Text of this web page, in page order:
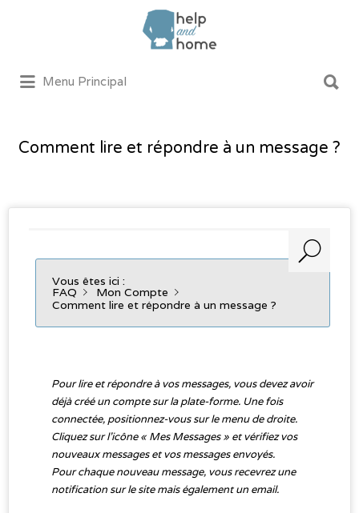
Menu Principal
Comment lire et répondre à un message ?
Vous êtes ici :
FAQ
Mon Compte
Comment lire et répondre à un message ?
Pour lire et répondre à vos messages, vous devez avoir
déjà créé un compte sur la plate-forme. Une fois
connectée, positionnez-vous sur le menu de droite.
Cliquez sur l’icône « Mes Messages » et vérifiez vos
nouveaux messages et vos messages envoyés.
Pour chaque nouveau message, vous recevrez une
notification sur le site mais également un email.